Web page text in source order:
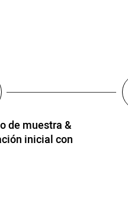
de muestra &
inicial con